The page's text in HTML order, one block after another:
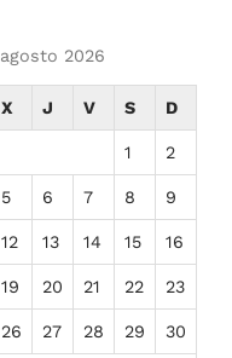
agosto 2026
X J V S D
1 2
5 6 7 8 9
12 13 14 15 16
19 20 21 22 23
26 27 28 29 30